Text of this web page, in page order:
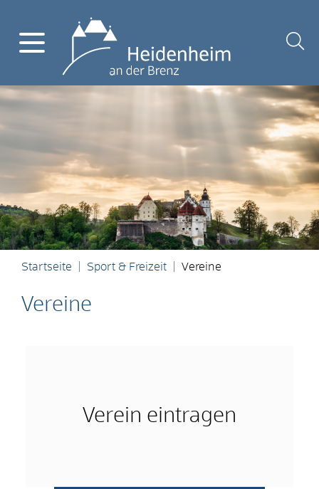
Startseite Sport & Freizeit Vereine
Vereine
Verein eintragen